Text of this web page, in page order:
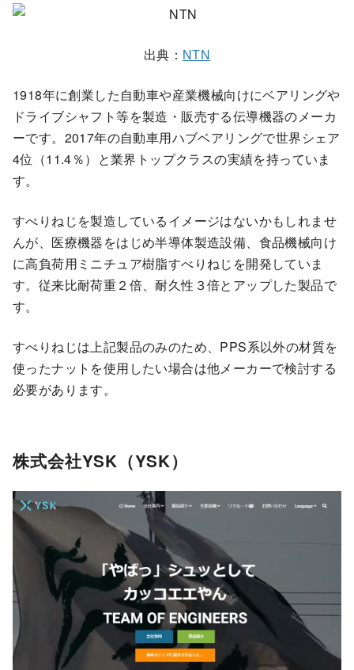
出典： NTN
1918年に創業した自動車や産業機械向けにベアリングや
ドライブシャフト等を製造・販売する伝導機器のメーカ
ーです。2017年の自動車用ハブベアリングで世界シェア
4位（11.4％）と業界トップクラスの実績を持っていま
す。
すべりねじを製造しているイメージはないかもしれませ
んが、医療機器をはじめ半導体製造設備、食品機械向け
に高負荷用ミニチュア樹脂すべりねじを開発していま
す。従来比耐荷重２倍、耐久性３倍とアップした製品で
す。
すべりねじは上記製品のみのため、PPS系以外の材質を
使ったナットを使用したい場合は他メーカーで検討する
必要があります。
株式会社YSK（YSK）